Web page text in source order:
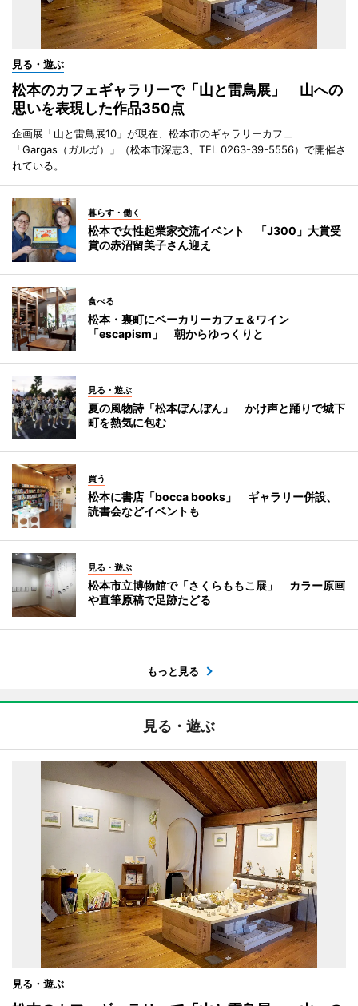
見る・遊ぶ
松本のカフェギャラリーで「山と雷鳥展」 山への
思いを表現した作品350点
企画展「山と雷鳥展10」が現在、松本市のギャラリーカフェ
「Gargas（ガルガ）」（松本市深志3、TEL 0263-39-5556）で開催さ
れている。
暮らす・働く
松本で女性起業家交流イベント 「J300」大賞受
賞の赤沼留美子さん迎え
食べる
松本・裏町にベーカリーカフェ＆ワイン
「escapism」 朝からゆっくりと
見る・遊ぶ
夏の風物詩「松本ぼんぼん」 かけ声と踊りで城下
町を熱気に包む
買う
松本に書店「bocca books」 ギャラリー併設、
読書会などイベントも
見る・遊ぶ
松本市立博物館で「さくらももこ展」 カラー原画
や直筆原稿で足跡たどる
もっと見る
見る・遊ぶ
見る・遊ぶ